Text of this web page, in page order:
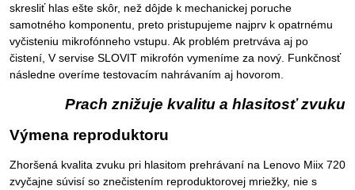
skresliť hlas ešte skôr, než dôjde k mechanickej poruche
samotného komponentu, preto pristupujeme najprv k opatrnému
vyčisteniu mikrofónneho vstupu. Ak problém pretrváva aj po
čistení, V servise SLOVIT mikrofón vymeníme za nový. Funkčnosť
následne overíme testovacím nahrávaním aj hovorom.
Prach znižuje kvalitu a hlasitosť zvuku
Výmena reproduktoru
Zhoršená kvalita zvuku pri hlasitom prehrávaní na Lenovo Miix 720
zvyčajne súvisí so znečistením reproduktorovej mriežky, nie s